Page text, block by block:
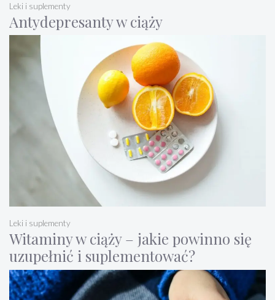
Antydepresanty w ciąży
Leki i suplementy
Witaminy w ciąży – jakie powinno się
uzupełnić i suplementować?
Leki i suplementy